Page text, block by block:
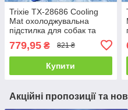
Trixie TX-28686 Cooling
Mat охолоджувальна
підстилка для собак та
779,95 ₴ 821 ₴
Купити
Акційні пропозиції та